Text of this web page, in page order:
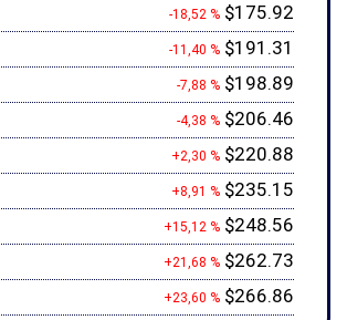
-18,52 % $175.92
-11,40 % $191.31
-7,88 % $198.89
-4,38 % $206.46
+2,30 % $220.88
+8,91 % $235.15
+15,12 % $248.56
+21,68 % $262.73
+23,60 % $266.86